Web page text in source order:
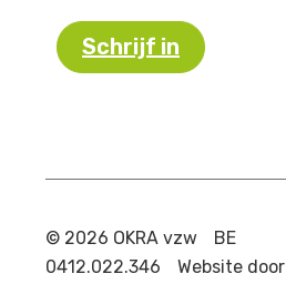
Schrijf in
© 2026 OKRA vzw
BE
0412.022.346
Website door